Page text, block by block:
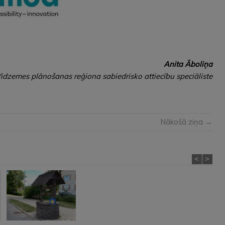
Anita Āboliņa
plānošanas reģiona sabiedrisko attiecību speciāliste
Nākošā ziņa →
< >